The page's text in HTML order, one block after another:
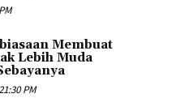
Membuat
Lebih Muda
PM